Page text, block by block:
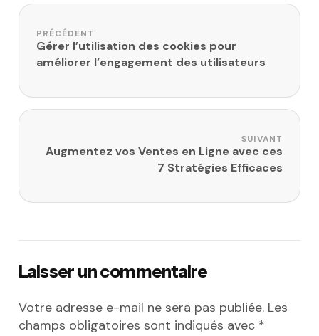
Navigation de l’article
PRÉCÉDENT
Gérer l’utilisation des cookies pour
améliorer l’engagement des utilisateurs
SUIVANT
Augmentez vos Ventes en Ligne avec ces
7 Stratégies Efficaces
Laisser un commentaire
Votre adresse e-mail ne sera pas publiée. Les
champs obligatoires sont indiqués avec *